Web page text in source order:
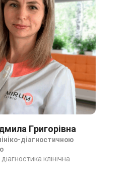
Григорівна
діагностичною
клінічна